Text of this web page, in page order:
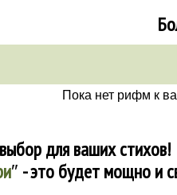
Пока нет рифм к
для ваших стихов!
″ - это будет мощно и